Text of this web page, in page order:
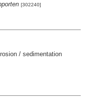
[302240]
/ sedimentation